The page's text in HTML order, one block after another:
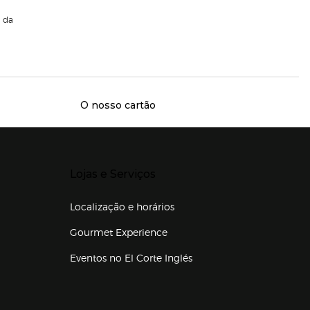
da
O nosso cartão
Localização e horários
Gourmet Experience
Eventos no El Corte Inglés